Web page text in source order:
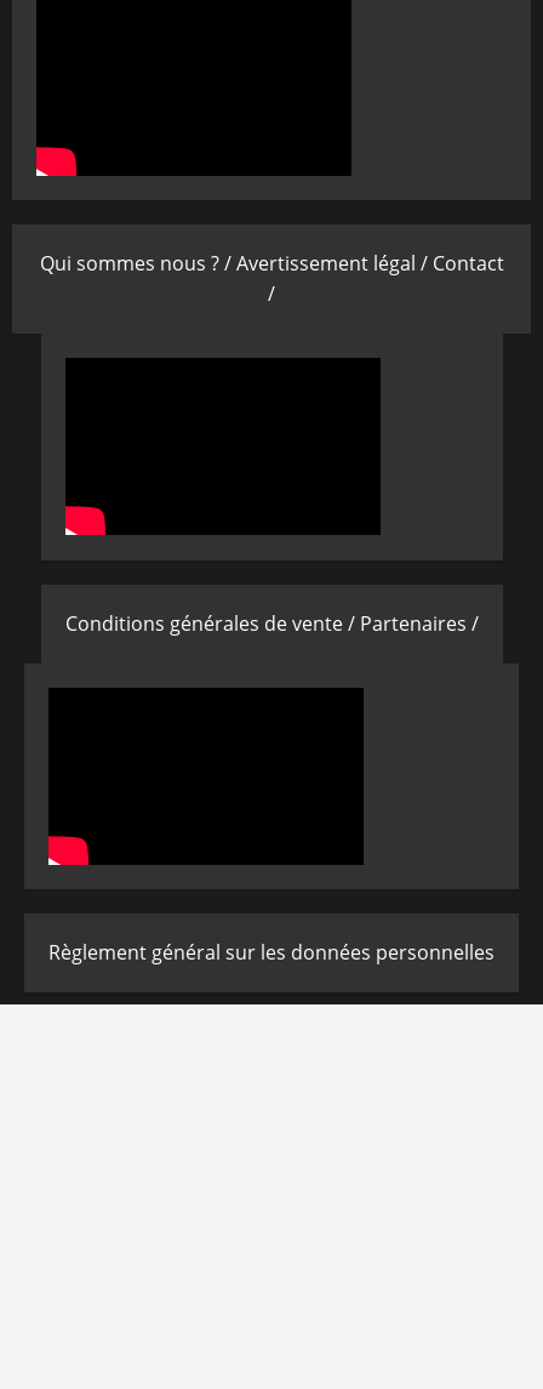
Qui sommes nous ? /Avertissement légal / Contact
/
Conditions générales de vente / Partenaires /
Règlement général sur les données personnelles